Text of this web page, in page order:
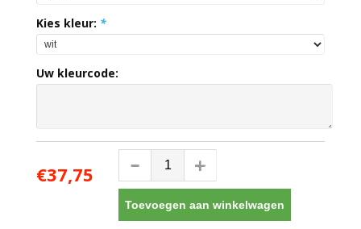
Kies kleur: *
Uw kleurcode:
€37,75
Toevoegen aan winkelwagen